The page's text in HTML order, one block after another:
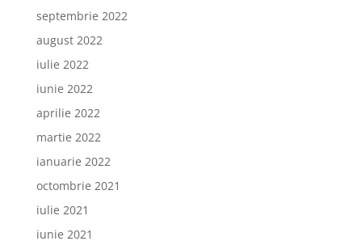
septembrie 2022
august 2022
iulie 2022
iunie 2022
aprilie 2022
martie 2022
ianuarie 2022
octombrie 2021
iulie 2021
iunie 2021